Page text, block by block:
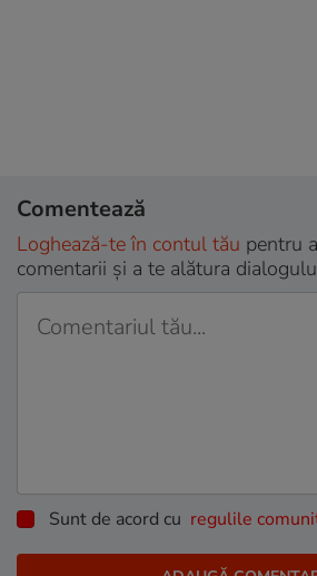
Comentează
Loghează-te în contul tău pentru
comentarii și a te alătura
Sunt de acord cu regulile